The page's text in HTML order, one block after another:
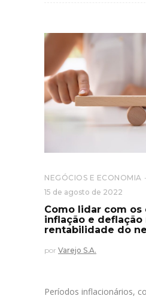
NEGÓCIOS E ECONOMIA
15 de agosto de 2022
Como lidar com os
inflação e deflação
rentabilidade do
por Varejo S.A.
Períodos inflacionários,